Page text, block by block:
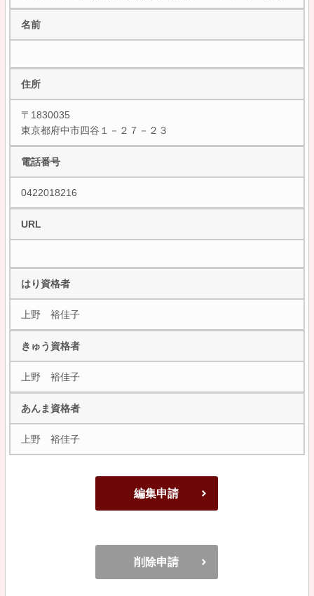
名前
住所
〒1830035
東京都府中市四谷１－２７－２３
電話番号
0422018216
URL
はり資格者
上野 裕佳子
きゅう資格者
上野 裕佳子
あんま資格者
上野 裕佳子
編集申請
削除申請